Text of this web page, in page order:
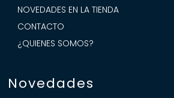
NOVEDADES EN LA TIENDA
CONTACTO
¿QUIENES SOMOS?
Novedades